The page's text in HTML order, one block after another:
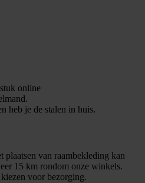
online
heb je de stalen in huis.
plaatsen van raambekleding kan
15 km rondom onze winkels.
voor bezorging.